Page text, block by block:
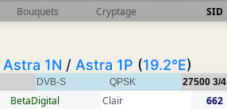
Bouquets Cryptage SID
Astra 1N / Astra 1P (19.2°E)
DVB-S QPSK 27500 3/4
BetaDigital Clair 662